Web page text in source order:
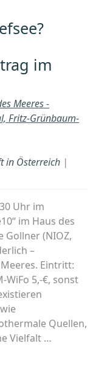
im
Meeres -
Fritz-Grünbaum-
in Österreich |
Uhr im
im Haus des
Gollner (NIOZ,
–
Eintritt:
WiFo 5,-€, sonst
Quellen,
Vielfalt …